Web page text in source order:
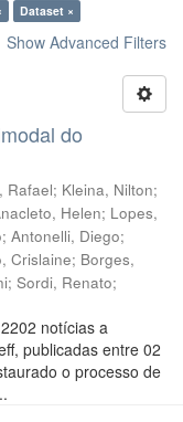
Dataset ×
Show Advanced Filters
do
Rafael; Kleina, Nilton;
Helen; Lopes,
; Antonelli, Diego;
Crislaine; Borges,
; Sordi, Renato;
notícias a
publicadas entre 02
o processo de